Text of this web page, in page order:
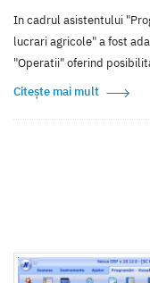
In cadrul asistentului
lucrari agricole" a fost
"Operatii" oferind
Citește mai mult